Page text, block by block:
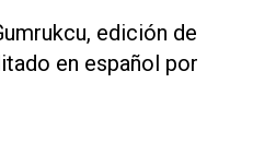
edición de
en español por